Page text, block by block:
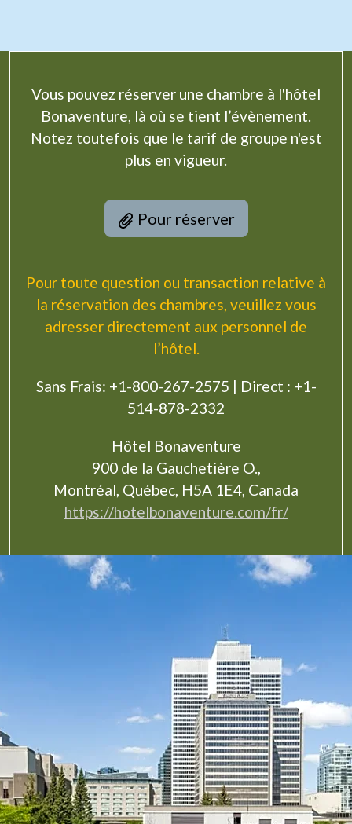
Vous pouvez réserver une chambre à l'hôtel
Bonaventure, là où se tient l’évènement.
Notez toutefois que le tarif de groupe n'est
plus en vigueur.
Pour réserver
Pour toute question ou transaction relative à
la réservation des chambres, veuillez vous
adresser directement aux personnel de
l’hôtel.
Sans Frais: +1-800-267-2575 | Direct : +1-
514-878-2332
Hôtel Bonaventure
900 de la Gauchetière O.,
Montréal, Québec, H5A 1E4, Canada
https://hotelbonaventure.com/fr/